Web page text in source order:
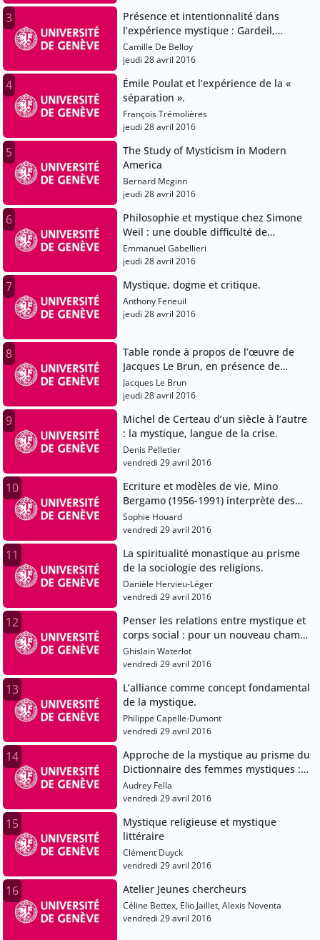
3
Présence et intentionnalité dans
l’expérience mystique : Gardeil,
Maritain, Dubarle.
Camille De Belloy
jeudi 28 avril 2016
4
Émile Poulat et l’expérience de la «
séparation ».
François Trémolières
jeudi 28 avril 2016
5
The Study of Mysticism in Modern
America
Bernard Mcginn
jeudi 28 avril 2016
6
Philosophie et mystique chez Simone
Weil : une double difficulté de
réception.
Emmanuel Gabellieri
jeudi 28 avril 2016
7 Mystique, dogme et critique.
Anthony Feneuil
jeudi 28 avril 2016
8
Table ronde à propos de l’œuvre de
Jacques Le Brun, en présence de
l’auteur : Mystique et psychanalyse :
interpréter le pur amour.
Jacques Le Brun
jeudi 28 avril 2016
9
Michel de Certeau d’un siècle à l’autre
: la mystique, langue de la crise.
Denis Pelletier
vendredi 29 avril 2016
10
Ecriture et modèles de vie, Mino
Bergamo (1956-1991) interprète des
textes mystiques.
Sophie Houard
vendredi 29 avril 2016
11
La spiritualité monastique au prisme
de la sociologie des religions.
Danièle Hervieu-Léger
vendredi 29 avril 2016
12
Penser les relations entre mystique et
corps social : pour un nouveau champ
d’étude.
Ghislain Waterlot
vendredi 29 avril 2016
13
L’alliance comme concept fondamental
de la mystique.
Philippe Capelle-Dumont
vendredi 29 avril 2016
14
Approche de la mystique au prisme du
Dictionnaire des femmes mystiques :
de l’interdisciplinarité à l’inclusion
méthodologique de la Transcendance.
Audrey Fella
vendredi 29 avril 2016
15
Mystique religieuse et mystique
littéraire
Clément Duyck
vendredi 29 avril 2016
16 Atelier Jeunes chercheurs
Céline Bettex, Elio Jaillet, Alexis Noventa
vendredi 29 avril 2016